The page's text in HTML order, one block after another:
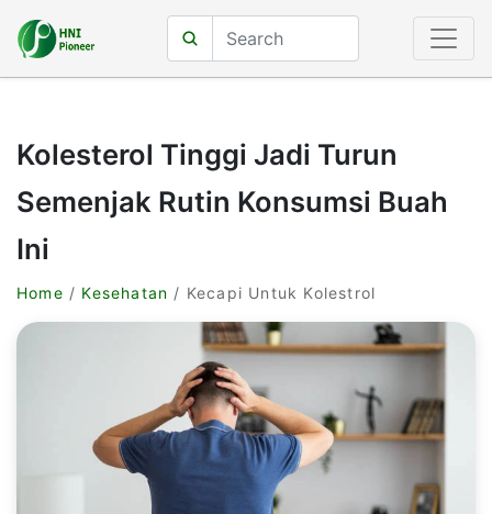
Kolesterol Tinggi Jadi Turun
Semenjak Rutin Konsumsi Buah
Ini
Home / Kesehatan / Kecapi Untuk Kolestrol